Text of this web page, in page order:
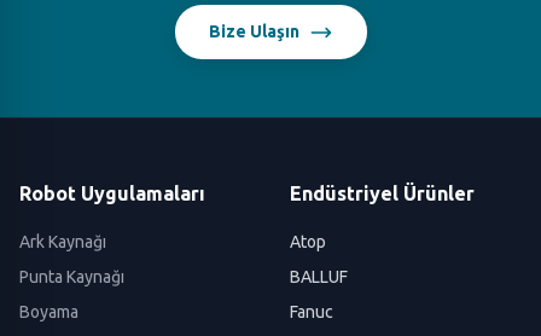
Bize Ulaşın
Robot Uygulamaları
Ark Kaynağı
Punta Kaynağı
Boyama
Endüstriyel Ürünler
Atop
BALLUF
Fanuc